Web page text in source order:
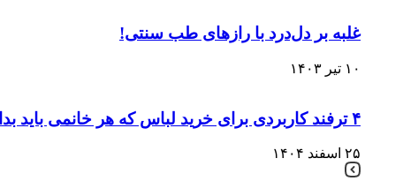
غلبه بر دل‌درد با رازهای طب سنتی!
۱۰ تیر ۱۴۰۳
۴ ترفند کاربردی برای خرید لباس که هر خانمی باید بداند + تست آنلاین لباس
۲۵ اسفند ۱۴۰۴